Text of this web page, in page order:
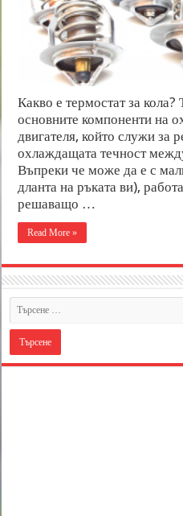
Какво е термостат за кола?
основните компоненти на
двигателя, който служи за
охлаждащата течност
Въпреки че може да е с
дланта на ръката ви),
решаващо …
Read More »